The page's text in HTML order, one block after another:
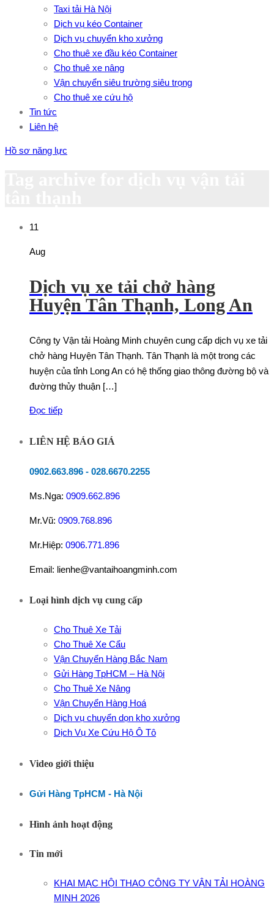
Taxi tải Hà Nội
Dịch vụ kéo Container
Dịch vụ chuyển kho xưởng
Cho thuê xe đầu kéo Container
Cho thuê xe nâng
Vận chuyển siêu trường siêu trọng
Cho thuê xe cứu hộ
Tin tức
Liên hệ
Hồ sơ năng lực
11
Aug
Dịch vụ xe tải chở hàng
Huyện Tân Thạnh, Long An
Công ty Vận tải Hoàng Minh chuyên cung cấp dịch vụ xe tải
chở hàng Huyện Tân Thạnh. Tân Thạnh là một trong các
huyện của tỉnh Long An có hệ thống giao thông đường bộ và
đường thủy thuận […]
Đọc tiếp
LIÊN HỆ BÁO GIÁ
0902.663.896 - 028.6670.2255
Ms.Nga: 0909.662.896
Mr.Vũ: 0909.768.896
Mr.Hiệp: 0906.771.896
Email: lienhe@vantaihoangminh.com
Loại hình dịch vụ cung cấp
Cho Thuê Xe Tải
Cho Thuê Xe Cẩu
Vận Chuyển Hàng Bắc Nam
Gửi Hàng TpHCM – Hà Nội
Cho Thuê Xe Nâng
Vận Chuyển Hàng Hoá
Dịch vụ chuyển dọn kho xưởng
Dịch Vụ Xe Cứu Hộ Ô Tô
Video giới thiệu
Gửi Hàng TpHCM - Hà Nội
Hình ảnh hoạt động
Tin mới
KHAI MẠC HỘI THAO CÔNG TY VẬN TẢI HOÀNG
MINH 2026